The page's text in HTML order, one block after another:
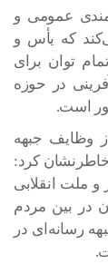
عمومی و
که یأس و
توان برای
در حوزه
است.
وظایف جبهه
خاطرنشان کرد:
و ملت انقلابی
در بین مردم
رسانه‌ای در